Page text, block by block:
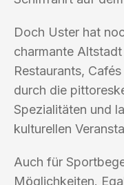
Doch Uster hat
charmante
Restaurants,
durch die
Spezialitäten und
kulturellen
Auch für
Möglichkeiten.